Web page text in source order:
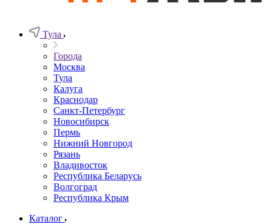
Тула
Города
Москва
Тула
Калуга
Краснодар
Санкт-Петербург
Новосибирск
Пермь
Нижний Новгород
Рязань
Владивосток
Республика Беларусь
Волгоград
Республика Крым
Каталог